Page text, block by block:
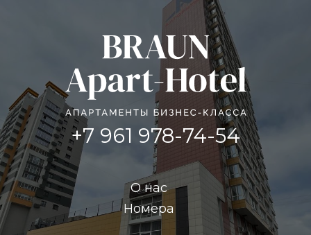
О нас
Номера
+7 961 978-74-54